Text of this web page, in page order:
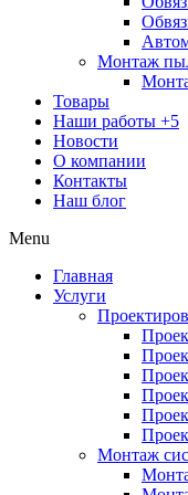
Монтаж
Товары
Наши работы +5
Новости
О компании
Контакты
Наш блог
Menu
Главная
Услуги
Монтаж